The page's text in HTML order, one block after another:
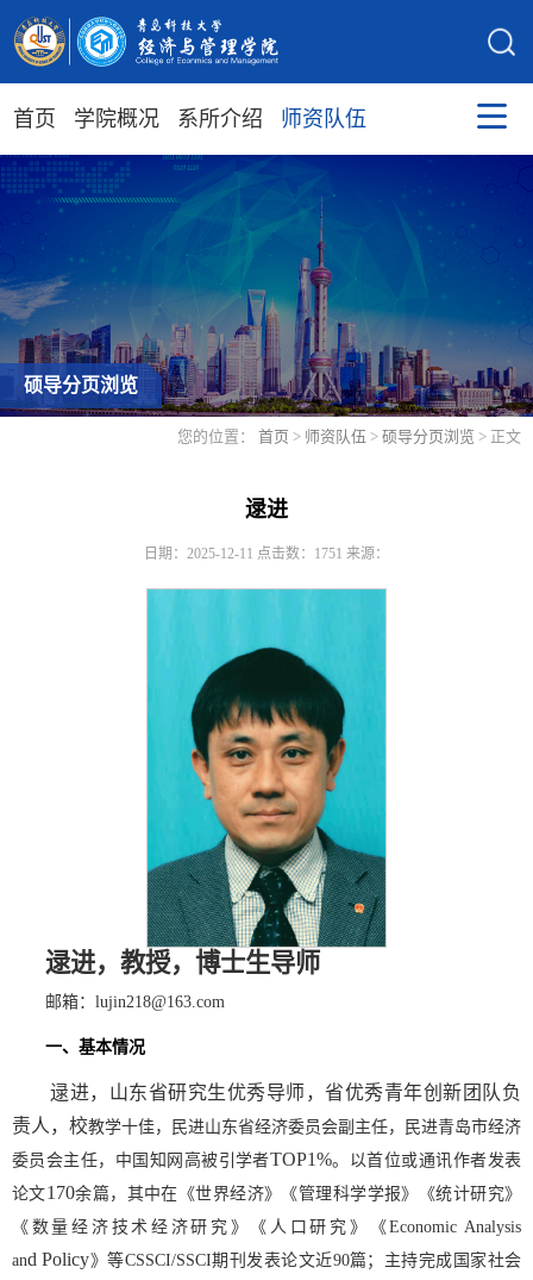
首页 学院概况 系所介绍 师资队伍
硕导分页浏览
您的位置： 首页 > 师资队伍 > 硕导分页浏览 > 正文
逯进
日期：2025-12-11 点击数： 1751 来源：
逯进， 教授， 博士生导师
邮箱： lujin218@163.com
一、基本情况
逯进， 山东省研究生优秀导师，省优秀青年创新团队负
责人， 校教学十佳，民进山东省经济委员会副主任，民进青岛市经济
委员会主任，中国知网高被引学者TOP1%。以首位或通讯作者发表
论文170余篇，其中在《世界经济》《管理科学学报》《统计研究》
《数量经济技术经济研究》《人口研究》《Economic Analysis
and Policy》等CSSCI/SSCI期刊发表论文近90篇；主持完成国家社会